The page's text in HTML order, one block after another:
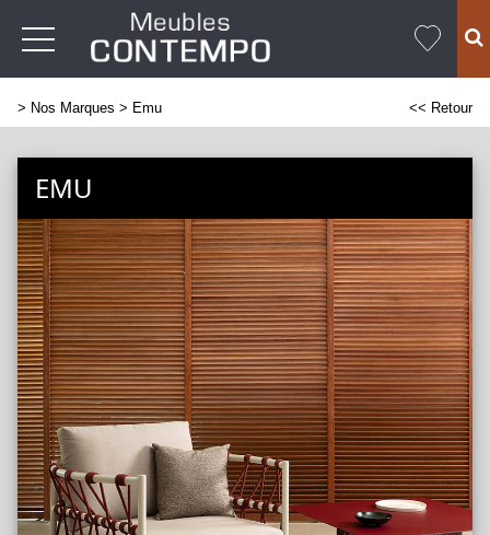
> Nos Marques > Emu << Retour
EMU